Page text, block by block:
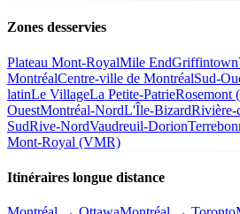
Zones desservies
Plateau Mont-RoyalMile EndGriffintown
MontréalCentre-ville de MontréalSud-
latinLe VillageLa Petite-PatrieRosemont
OuestMontréal-NordL'Île-BizardRivière-
SudRive-NordVaudreuil-Dorion
Mont-Royal (VMR)
Itinéraires longue distance